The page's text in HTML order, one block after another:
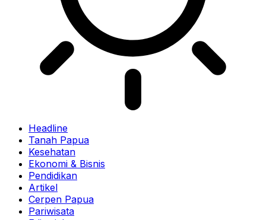
Headline
Tanah Papua
Kesehatan
Ekonomi & Bisnis
Pendidikan
Artikel
Cerpen Papua
Pariwisata